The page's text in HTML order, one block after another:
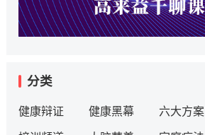
分类
健康辩证 健康黑幕 六大方案